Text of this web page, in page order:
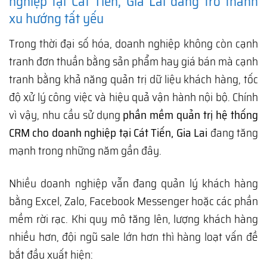
xu hướng tất yếu
Trong thời đại số hóa, doanh nghiệp không còn cạnh
tranh đơn thuần bằng sản phẩm hay giá bán mà cạnh
tranh bằng khả năng quản trị dữ liệu khách hàng, tốc
độ xử lý công việc và hiệu quả vận hành nội bộ. Chính
vì vậy, nhu cầu sử dụng phần mềm quản trị hệ thống
CRM cho doanh nghiệp tại Cát Tiến, Gia Lai đang tăng
mạnh trong những năm gần đây.
Nhiều doanh nghiệp vẫn đang quản lý khách hàng
bằng Excel, Zalo, Facebook Messenger hoặc các phần
mềm rời rạc. Khi quy mô tăng lên, lượng khách hàng
nhiều hơn, đội ngũ sale lớn hơn thì hàng loạt vấn đề
bắt đầu xuất hiện: